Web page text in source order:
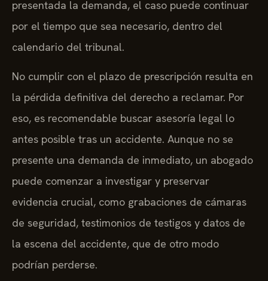
presentada la demanda, el caso puede continuar
por el tiempo que sea necesario, dentro del
calendario del tribunal.
No cumplir con el plazo de prescripción resulta en
la pérdida definitiva del derecho a reclamar. Por
eso, es recomendable buscar asesoría legal lo
antes posible tras un accidente. Aunque no se
presente una demanda de inmediato, un abogado
puede comenzar a investigar y preservar
evidencia crucial, como grabaciones de cámaras
de seguridad, testimonios de testigos y datos de
la escena del accidente, que de otro modo
podrían perderse.